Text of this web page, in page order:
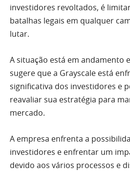
investidores revoltados, é
batalhas legais em qualquer
lutar.
A situação está em andamento
sugere que a Grayscale está
significativa dos investidores e
reavaliar sua estratégia para
mercado.
A empresa enfrenta a
investidores e enfrentar um
devido aos vários processos e